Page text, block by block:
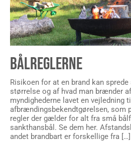
BÅLREGLERNE
Risikoen for at en brand kan
størrelse og af hvad man brænder
myndighederne lavet en vejledning til
afbrændingsbekendtgørelsen, som
regler der gælder for alt fra små
sankthansbål. Se dem her.
andet brandbart er forskellige fra […]